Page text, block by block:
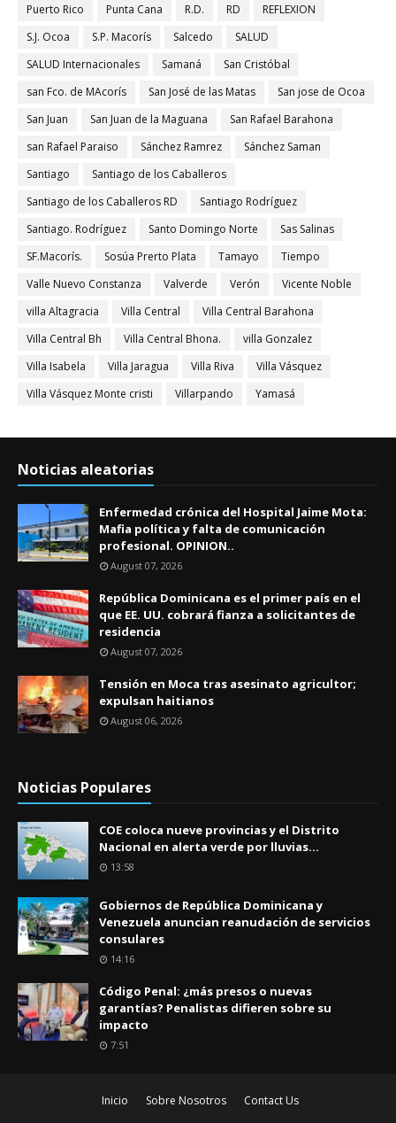
Puerto Rico
Punta Cana R.D. RD
REFLEXION
S.J. Ocoa
S.P. Macorís Salcedo
SALUD
SALUD Internacionales
Samaná
San Cristóbal
san Fco. de MAcorís
San José de las Matas
San jose de Ocoa
San Juan
San Juan de la Maguana
San Rafael Barahona
san Rafael Paraiso
Sánchez Ramrez
Sánchez Saman
Santiago
Santiago de los Caballeros
Santiago de los Caballeros RD
Santiago Rodríguez
Santiago. Rodríguez
Santo Domingo Norte
Sas Salinas
SF.Macorís.
Sosúa Prerto Plata Tamayo
Tiempo
Valle Nuevo Constanza
Valverde Verón
Vicente Noble
villa Altagracia
Villa Central
Villa Central Barahona
Villa Central Bh
Villa Central Bhona.
villa Gonzalez
Villa Isabela
Villa Jaragua Villa Riva
Villa Vásquez
Villa Vásquez Monte cristi
Villarpando Yamasá
Noticias aleatorias
Enfermedad crónica del Hospital Jaime Mota:
Mafia política y falta de comunicación
profesional. OPINION..
August 07, 2026
República Dominicana es el primer país en el
que EE. UU. cobrará fianza a solicitantes de
residencia
August 07, 2026
Tensión en Moca tras asesinato agricultor;
expulsan haitianos
August 06, 2026
Noticias Populares
COE coloca nueve provincias y el Distrito
Nacional en alerta verde por lluvias...
13:58
Gobiernos de República Dominicana y
Venezuela anuncian reanudación de servicios
consulares
14:16
Código Penal: ¿más presos o nuevas
garantías? Penalistas difieren sobre su
impacto
7:51
Inicio Sobre Nosotros
Contact Us